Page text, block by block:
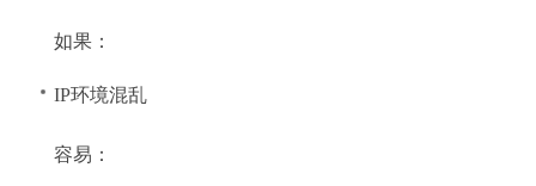
如果：
IP环境混乱
容易：